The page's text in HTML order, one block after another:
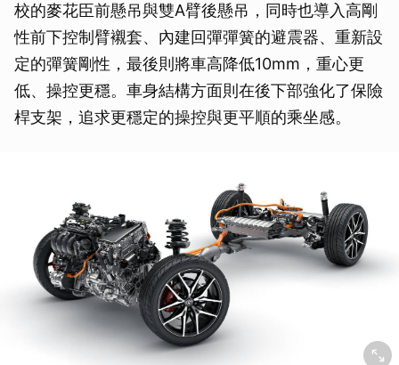
校的麥花臣前懸吊與雙A臂後懸吊，同時也導入高剛
性前下控制臂襯套、內建回彈彈簧的避震器、重新設
定的彈簧剛性，最後則將車高降低10mm，重心更
低、操控更穩。車身結構方面則在後下部強化了保險
桿支架，追求更穩定的操控與更平順的乘坐感。